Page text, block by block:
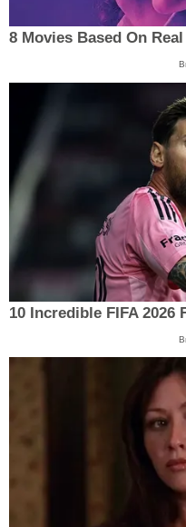
8 Movies Based On
10 Incredible FIFA 2026